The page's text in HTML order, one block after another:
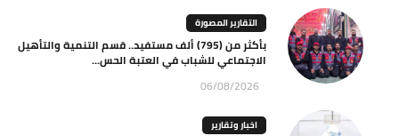
التقارير المصورة
بأكثر من (795) ألف مستفيد.. قسم التنمية والتأهيل
الاجتماعي للشباب في العتبة الحس...
06/08/2026
اخبار وتقارير